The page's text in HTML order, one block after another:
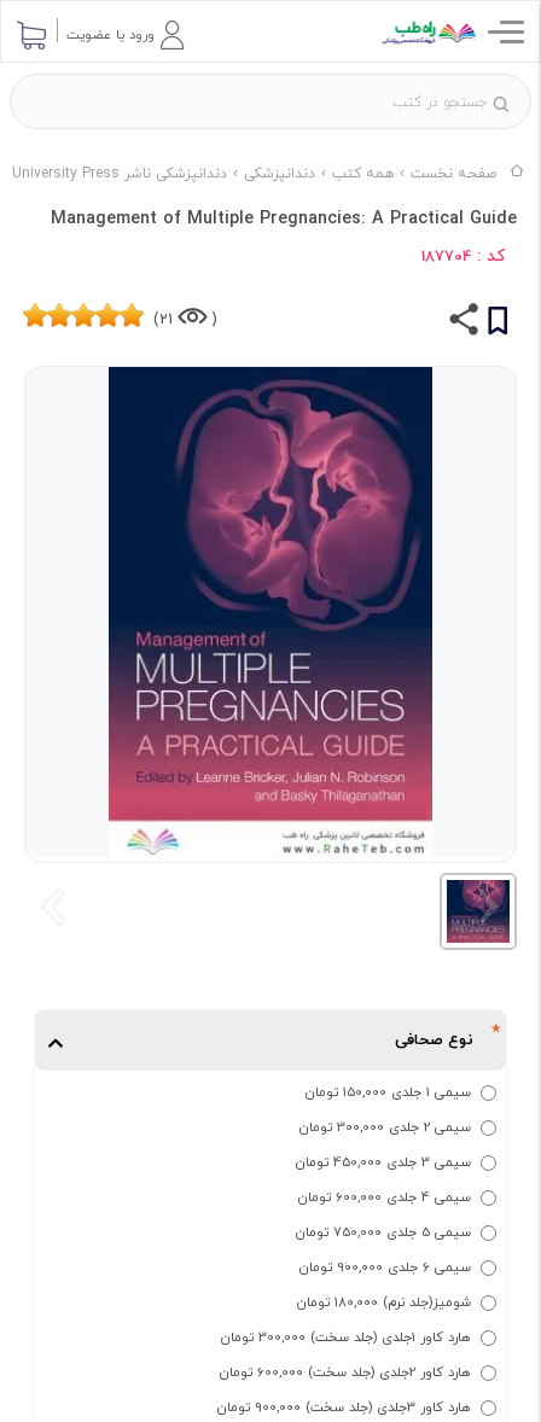
ورود یا عضویت
صفحه نخست همه کتب دندانپزشکی دندانپزشکی ناشر Cambridge University Press
Management of Multiple Pregnancies: A Practical Guide
کد : 187704
(
21)
نوع صحافی
سیمی 1 جلدی 150,000 تومان
سیمی 2 جلدی 300,000 تومان
سیمی 3 جلدی 450,000 تومان
سیمی 4 جلدی 600,000 تومان
سیمی 5 جلدی 750,000 تومان
سیمی 6 جلدی 900,000 تومان
شومیز(جلد نرم) 180,000 تومان
هارد کاور 1جلدی (جلد سخت) 300,000 تومان
هارد کاور 2جلدی (جلد سخت) 600,000 تومان
هارد کاور 3جلدی (جلد سخت) 900,000 تومان